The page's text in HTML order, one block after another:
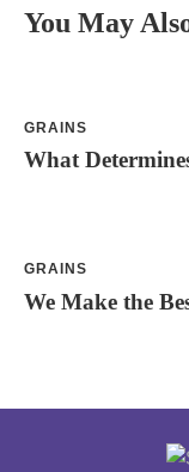
You May
GRAINS
What
GRAINS
We Make the